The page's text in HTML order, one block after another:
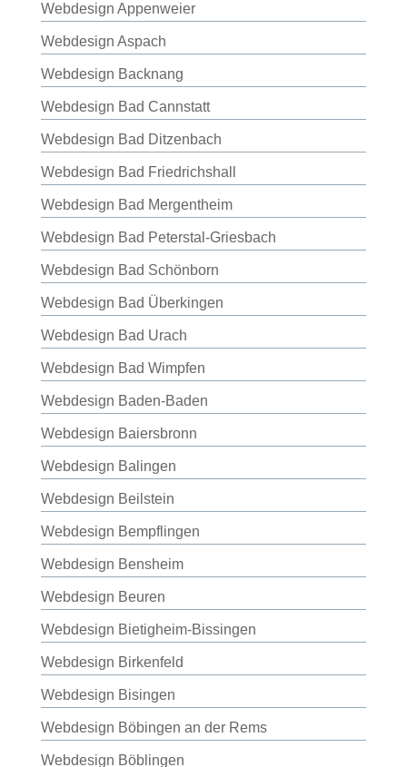
Webdesign Appenweier
Webdesign Aspach
Webdesign Backnang
Webdesign Bad Cannstatt
Webdesign Bad Ditzenbach
Webdesign Bad Friedrichshall
Webdesign Bad Mergentheim
Webdesign Bad Peterstal-Griesbach
Webdesign Bad Schönborn
Webdesign Bad Überkingen
Webdesign Bad Urach
Webdesign Bad Wimpfen
Webdesign Baden-Baden
Webdesign Baiersbronn
Webdesign Balingen
Webdesign Beilstein
Webdesign Bempflingen
Webdesign Bensheim
Webdesign Beuren
Webdesign Bietigheim-Bissingen
Webdesign Birkenfeld
Webdesign Bisingen
Webdesign Böbingen an der Rems
Webdesign Böblingen